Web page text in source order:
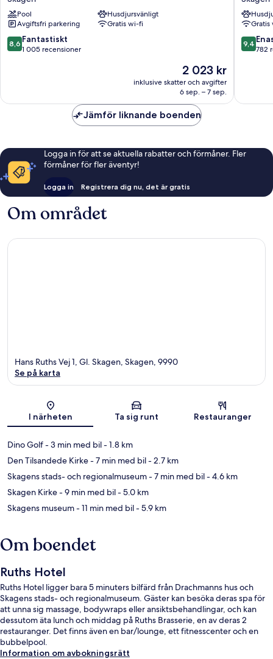
Skagen
Skagen
Pool
Husdjursvänligt
Avgiftsfri parkering
Gratis wi-fi
8.6
av
8,6 Fantastiskt
1 005 recensioner
Priset
är
2 023 kr
2 023 kr
inklusive skatter och avgifter
6 sep. – 7 sep.
Hotel
Skagen
9.4
av
9,4
782
Jämför liknande boenden
Logga in för att se aktuella rabatter och förmåner. Fler
förmåner för fler äventyr!
Logga in Registrera dig nu, det är gratis
Om området
Karta
Hans Ruths Vej 1, Gl. Skagen, Skagen, 9990
Se på karta
I närheten Ta sig runt Restauranger
Dino Golf- 3 min med bil- 1.8 km
Den Tilsandede Kirke- 7 min med bil- 2.7 km
Skagens stads- och regionalmuseum- 7 min med bil- 4.6 km
Skagen Kirke- 9 min med bil- 5.0 km
Skagens museum- 11 min med bil- 5.9 km
Om boendet
Ruths Hotel
Ruths Hotel ligger bara 5 minuters bilfärd från Drachmanns hus och
Skagens stads- och regionalmuseum. Gäster kan besöka deras spa för
att unna sig massage, bodywraps eller ansiktsbehandlingar, och kan
dessutom äta lunch och middag på Ruths Brasserie, en av deras 2
restauranger. Det finns även en bar/lounge, ett fitnesscenter och en
bubbelpool.
Information om avbokningsrätt